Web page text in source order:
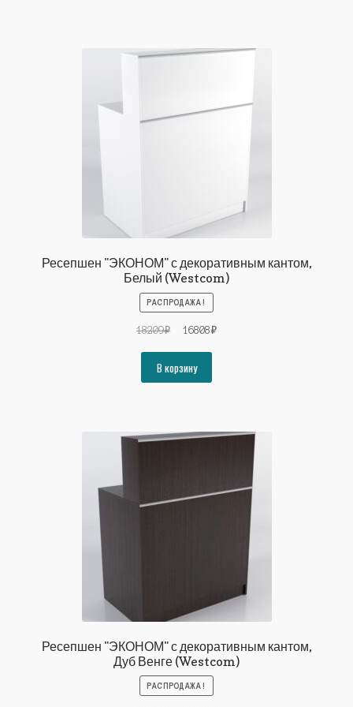
Ресепшен "ЭКОНОМ" с декоративным кантом,
Белый (Westcom)
РАСПРОДАЖА!
18209₽
Первоначальная
составляла
18209₽.
16808₽Текущая
В корзину
Ресепшен "ЭКОНОМ" с декоративным кантом,
Дуб Венге (Westcom)
РАСПРОДАЖА!